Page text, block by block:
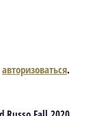
авторизоваться.